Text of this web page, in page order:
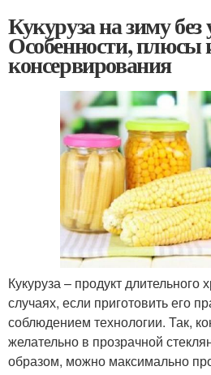
Кукуруза на зиму без
Особенности,
консервирования
Кукуруза – продукт
случаях, если приготовить его
соблюдением технологии. Так,
желательно в прозрачной
образом, можно максимально